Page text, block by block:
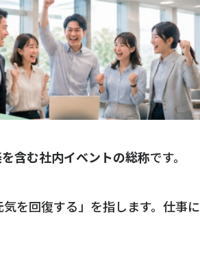
含む社内イベントの総称です。
を回復する」を指します。仕事に